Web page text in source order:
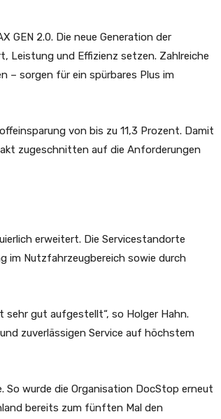
GEN 2.0. Die neue Generation der
Leistung und Effizienz setzen. Zahlreiche
– sorgen für ein spürbares Plus im
von bis zu 11,3 Prozent. Damit
zugeschnitten auf die Anforderungen
erweitert. Die Servicestandorte
im Nutzfahrzeugbereich sowie durch
gut aufgestellt“, so Holger Hahn.
zuverlässigen Service auf höchstem
wurde die Organisation DocStop erneut
bereits zum fünften Mal den